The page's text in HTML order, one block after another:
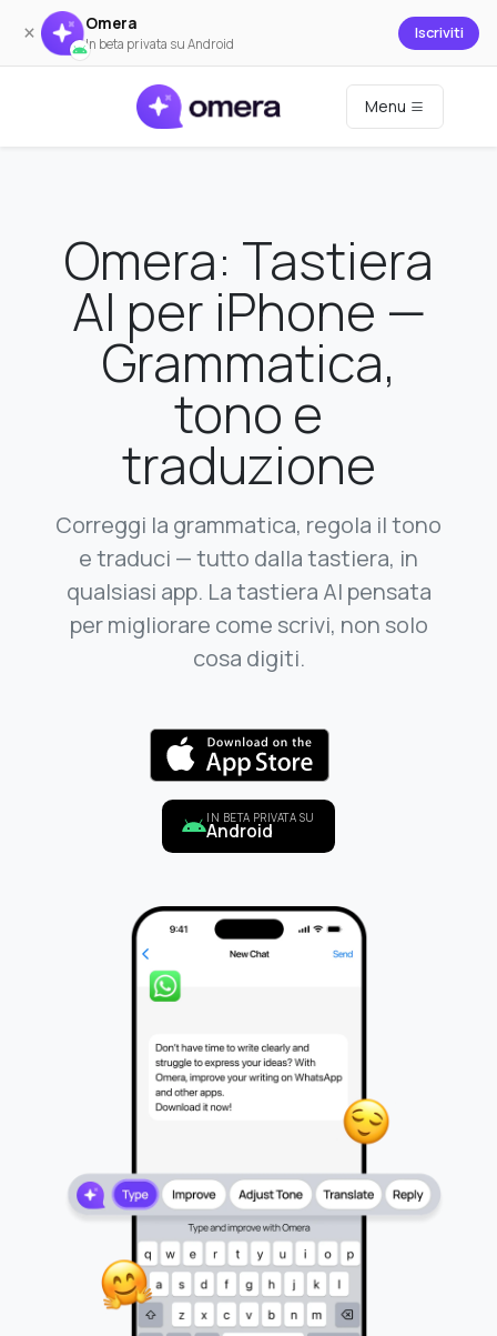
× Omera
In beta privata su Android
Iscriviti
Menu
Omera: Tastiera
AI per iPhone —
Grammatica,
tono e
traduzione
Correggi la grammatica, regola il tono
e traduci — tutto dalla tastiera, in
qualsiasi app. La tastiera AI pensata
per migliorare come scrivi, non solo
cosa digiti.
IN BETA PRIVATA SU
Android